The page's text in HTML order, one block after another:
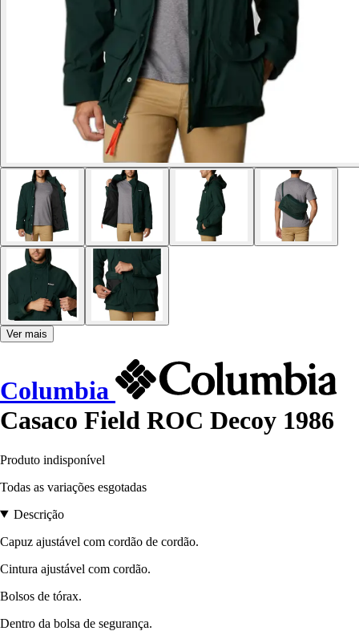
Ver mais
Columbia
Casaco Field ROC Decoy 1986
Produto indisponível
Todas as variações esgotadas
Descrição
Capuz ajustável com cordão de cordão.
Cintura ajustável com cordão.
Bolsos de tórax.
Dentro da bolsa de segurança.